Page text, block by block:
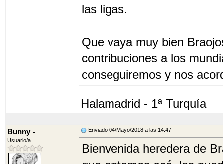
las ligas.
Que vaya muy bien
contribuciones a los
conseguiremos y nos
Halamadrid - 1ª Turquía
Bunny
Usuario/a
Enviado 04/Mayo/2018 a las 14:47
Bienvenida heredera de